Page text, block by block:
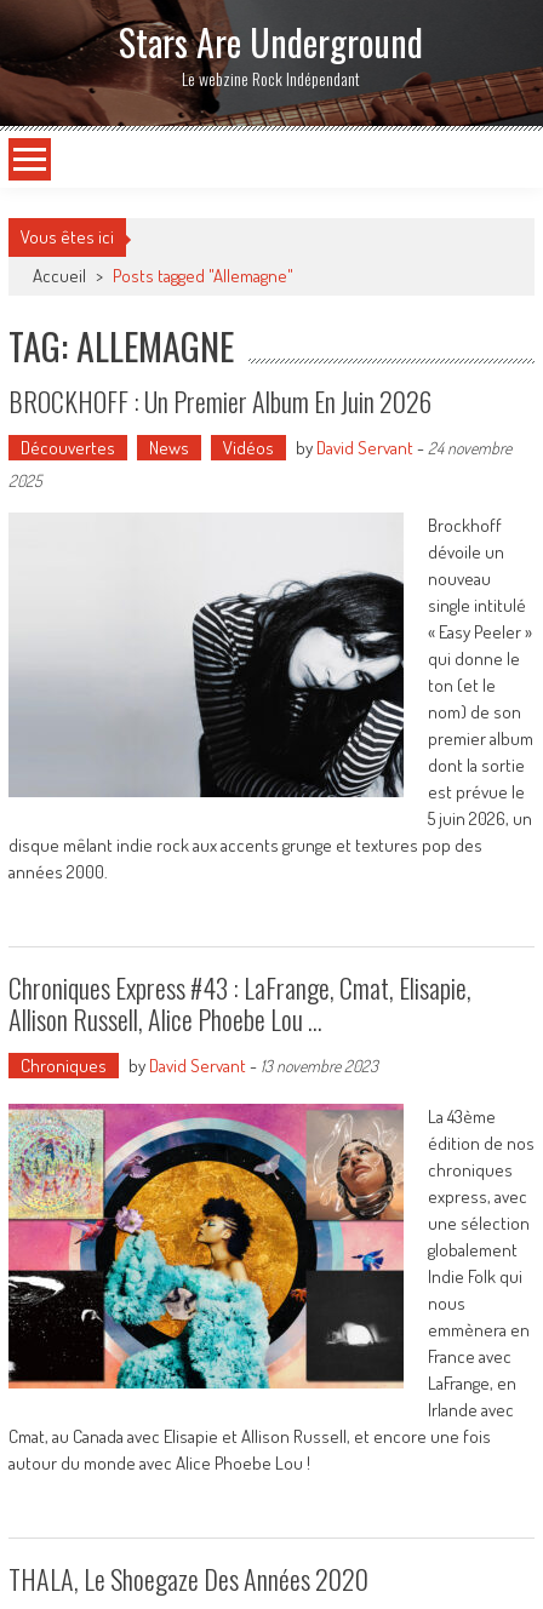
Stars Are Underground
Le webzine Rock Indépendant
Vous êtes ici
Accueil > Posts tagged "Allemagne"
TAG: ALLEMAGNE
BROCKHOFF : Un Premier Album En Juin 2026
Découvertes News Vidéos by David Servant- 24 novembre
2025
Brockhoff
dévoile un
nouveau
single intitulé
« Easy Peeler »
qui donne le
ton (et le
nom) de son
premier album
dont la sortie
est prévue le
5 juin 2026, un
disque mêlant indie rock aux accents grunge et textures pop des
années 2000.
Chroniques Express #43 : LaFrange, Cmat, Elisapie,
Allison Russell, Alice Phoebe Lou …
Chroniques by David Servant- 13 novembre 2023
La 43ème
édition de nos
chroniques
express, avec
une sélection
globalement
Indie Folk qui
nous
emmènera en
France avec
LaFrange, en
Irlande avec
Cmat, au Canada avec Elisapie et Allison Russell, et encore une fois
autour du monde avec Alice Phoebe Lou !
THALA, Le Shoegaze Des Années 2020